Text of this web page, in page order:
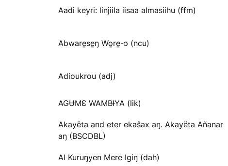
Aadi keyri: linjiila iisaa almasiihu (ffm)
Abware̱se̱ŋ Wo̱re̱-ɔ (ncu)
Adioukrou (adj)
AGɄMƐ WAMBƗYA (lik)
Akayëta and eter ekaŝax aŋ. Akayëta Añanar
aŋ (BSCDBL)
Al Kuruŋyen Mere Igiŋ (dah)